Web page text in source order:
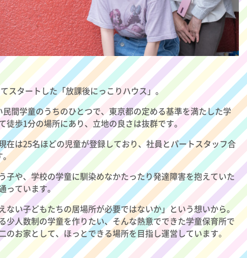
スタートした「放課後にっこりハウス」。
間学童のうちのひとつで、東京都の定める基準を満たした学
歩1分の場所にあり、立地の良さは抜群です。
在は25名ほどの児童が登録しており、社員とパートスタッフ合
。
子や、学校の学童に馴染めなかたったり発達障害を抱えていた
っています。
ない子どもたちの居場所が必要ではないか」という想いから。
少人数制の学童を作りたい、そんな熱意でできた学童保育所で
のお家として、ほっとできる場所を目指し運営しています。